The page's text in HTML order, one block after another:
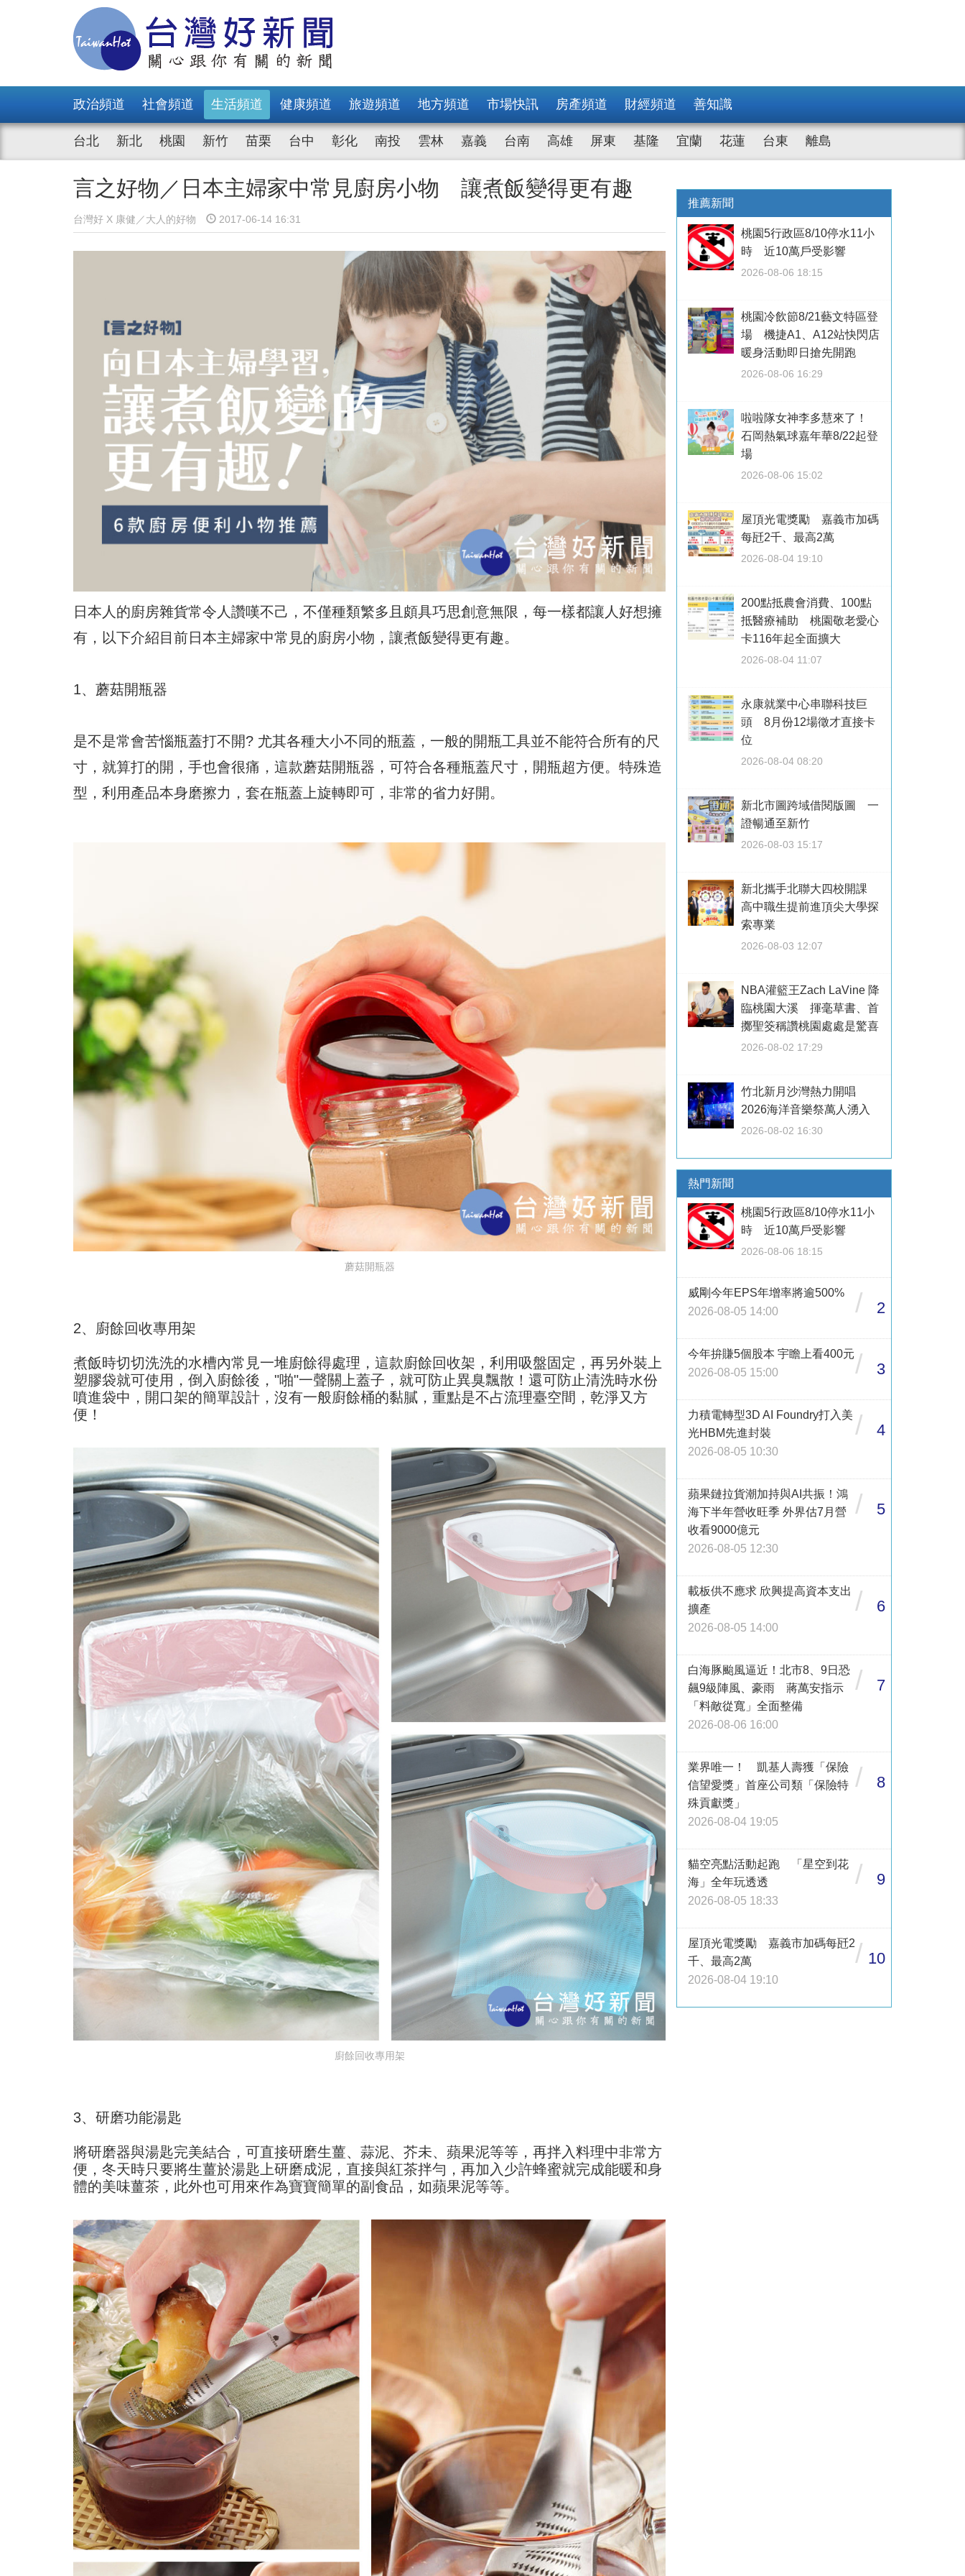
政治頻道 社會頻道 生活頻道 健康頻道 旅遊頻道 地方頻道 市場快訊 房產頻道 財經頻道 善知識
台北 新北 桃園 新竹 苗栗 台中 彰化 南投 雲林 嘉義 台南 高雄 屏東 基隆 宜蘭 花蓮 台東 離島
言之好物／日本主婦家中常見廚房小物 讓煮飯變得更有趣
台灣好 X 康健／大人的好物 2017-06-14 16:31
日本人的廚房雜貨常令人讚嘆不己，不僅種類繁多且頗具巧思創意無限，每一樣都讓人好想擁
有，以下介紹目前日本主婦家中常見的廚房小物，讓煮飯變得更有趣。
1、蘑菇開瓶器
是不是常會苦惱瓶蓋打不開? 尤其各種大小不同的瓶蓋，一般的開瓶工具並不能符合所有的尺
寸，就算打的開，手也會很痛，這款蘑菇開瓶器，可符合各種瓶蓋尺寸，開瓶超方便。特殊造
型，利用產品本身磨擦力，套在瓶蓋上旋轉即可，非常的省力好開。
蘑菇開瓶器
2、廚餘回收專用架
煮飯時切切洗洗的水槽內常見一堆廚餘得處理，這款廚餘回收架，利用吸盤固定，再另外裝上
塑膠袋就可使用，倒入廚餘後，"啪"一聲關上蓋子，就可防止異臭飄散！還可防止清洗時水份
噴進袋中，開口架的簡單設計，沒有一般廚餘桶的黏膩，重點是不占流理臺空間，乾淨又方
便！
廚餘回收專用架
3、研磨功能湯匙
將研磨器與湯匙完美結合，可直接研磨生薑、蒜泥、芥未、蘋果泥等等，再拌入料理中非常方
便，冬天時只要將生薑於湯匙上研磨成泥，直接與紅茶拌勻，再加入少許蜂蜜就完成能暖和身
體的美味薑茶，此外也可用來作為寶寶簡單的副食品，如蘋果泥等等。
推薦新聞
桃園5行政區8/10停水11小
時 近10萬戶受影響
2026-08-06 18:15
桃園冷飲節8/21藝文特區登
場 機捷A1、A12站快閃店
暖身活動即日搶先開跑
2026-08-06 16:29
啦啦隊女神李多慧來了！
石岡熱氣球嘉年華8/22起登
場
2026-08-06 15:02
屋頂光電獎勵 嘉義市加碼
每瓩2千、最高2萬
2026-08-04 19:10
200點抵農會消費、100點
抵醫療補助 桃園敬老愛心
卡116年起全面擴大
2026-08-04 11:07
永康就業中心串聯科技巨
頭 8月份12場徵才直接卡
位
2026-08-04 08:20
新北市圖跨域借閱版圖 一
證暢通至新竹
2026-08-03 15:17
新北攜手北聯大四校開課
高中職生提前進頂尖大學探
索專業
2026-08-03 12:07
NBA灌籃王Zach LaVine 降
臨桃園大溪 揮毫草書、首
擲聖筊稱讚桃園處處是驚喜
2026-08-02 17:29
竹北新月沙灣熱力開唱
2026海洋音樂祭萬人湧入
2026-08-02 16:30
熱門新聞
桃園5行政區8/10停水11小
時 近10萬戶受影響
2026-08-06 18:15
威剛今年EPS年增率將逾500%
2026-08-05 14:00
/ 2
今年拚賺5個股本 宇瞻上看400元
2026-08-05 15:00
/ 3
力積電轉型3D AI Foundry打入美
光HBM先進封裝
2026-08-05 10:30
/ 4
蘋果鏈拉貨潮加持與AI共振！鴻
海下半年營收旺季 外界估7月營
收看9000億元
2026-08-05 12:30
/ 5
載板供不應求 欣興提高資本支出
擴產
2026-08-05 14:00
/ 6
白海豚颱風逼近！北市8、9日恐
飆9級陣風、豪雨 蔣萬安指示
「料敵從寬」全面整備
2026-08-06 16:00
/ 7
業界唯一！ 凱基人壽獲「保險
信望愛獎」首座公司類「保險特
殊貢獻獎」
2026-08-04 19:05
/ 8
貓空亮點活動起跑 「星空到花
海」全年玩透透
2026-08-05 18:33
/ 9
屋頂光電獎勵 嘉義市加碼每瓩2
千、最高2萬
2026-08-04 19:10
/ 10